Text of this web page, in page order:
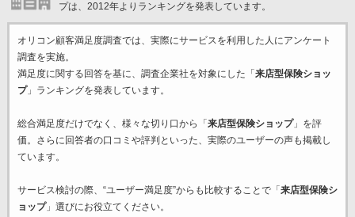
プは、2012年よりランキングを発表しています。
オリコン顧客満足度調査では、実際にサービスを利用した 人にアンケート
調査を実施。
満足度に関する回答を基に、調査企業社を対象にした「 来店型保険ショッ
プ」ランキングを発表しています。
総合満足度だけでなく、様々な切り口から「 来店型保険ショップ」を評
価。さらに回答者の口コミや評判といった、実際のユーザーの声も掲載し
ています。
サービス検討の際、“ユーザー満足度”からも比較することで「 来店型保険シ
ョップ」選びにお役立てください。